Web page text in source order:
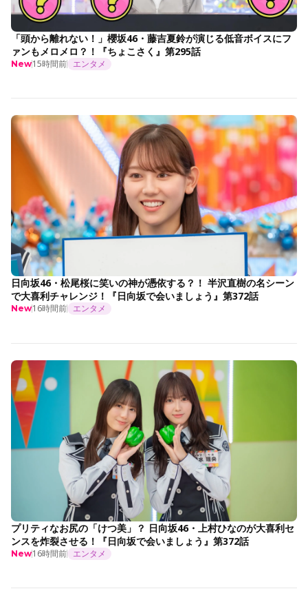
「頭から離れない！」櫻坂46・藤吉夏鈴が演じる低音ボイスにフ
ァンもメロメロ？！『ちょこさく』第295話
New15時間前 エンタメ
日向坂46・松尾桜に笑いの神が憑依する？！ 半沢直樹の名シーン
で大喜利チャレンジ！『日向坂で会いましょう』第372話
New16時間前 エンタメ
プリティなお尻の「けつ美」？ 日向坂46・上村ひなのが大喜利セ
ンスを炸裂させる！『日向坂で会いましょう』第372話
New16時間前 エンタメ